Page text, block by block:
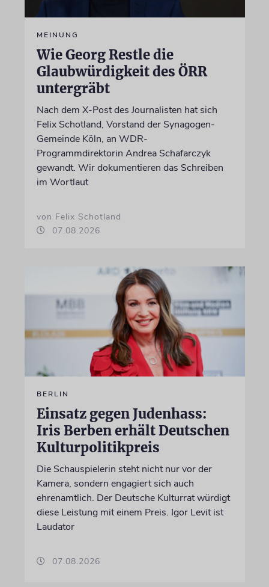
MEINUNG
Wie Georg Restle die
Glaubwürdigkeit des ÖRR
untergräbt
Nach dem X-Post des Journalisten hat sich
Felix Schotland, Vorstand der Synagogen-
Gemeinde Köln, an WDR-
Programmdirektorin Andrea Schafarczyk
gewandt. Wir dokumentieren das Schreiben
im Wortlaut
von Felix Schotland
07.08.2026
BERLIN
Einsatz gegen Judenhass:
Iris Berben erhält Deutschen
Kulturpolitikpreis
Die Schauspielerin steht nicht nur vor der
Kamera, sondern engagiert sich auch
ehrenamtlich. Der Deutsche Kulturrat würdigt
diese Leistung mit einem Preis. Igor Levit ist
Laudator
07.08.2026